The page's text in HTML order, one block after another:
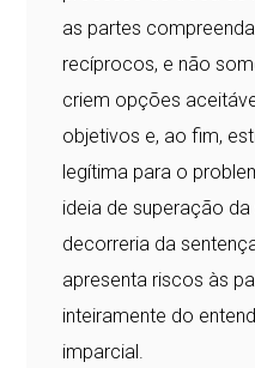
as partes
recíprocos, e não
criem opções
objetivos e, ao fim,
legítima para o
ideia de superação
decorreria da
apresenta riscos às
inteiramente do
imparcial.